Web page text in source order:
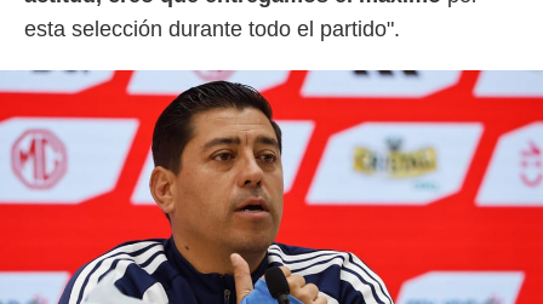
esta selección durante todo el partido".